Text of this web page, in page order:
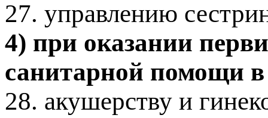
27. управлению
4) при оказании
санитарной помощи
28. акушерству и